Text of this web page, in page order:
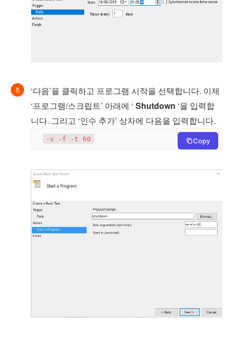
‘다음’을 클릭하고 프로그램 시작을 선택합니다. 이제
‘프로그램/스크립트’ 아래에 ‘ Shutdown ‘을 입력합
니다. 그리고 ‘인수 추가’ 상자에 다음을 입력합니다.
Copy